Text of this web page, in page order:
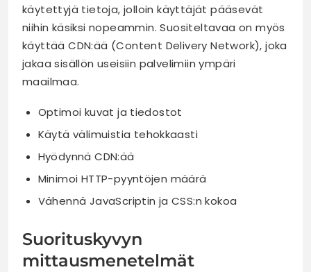
käytettyjä tietoja, jolloin käyttäjät pääsevät
niihin käsiksi nopeammin. Suositeltavaa on myös
käyttää CDN:ää (Content Delivery Network), joka
jakaa sisällön useisiin palvelimiin ympäri
maailmaa.
Optimoi kuvat ja tiedostot
Käytä välimuistia tehokkaasti
Hyödynnä CDN:ää
Minimoi HTTP-pyyntöjen määrä
Vähennä JavaScriptin ja CSS:n kokoa
Suorituskyvyn
mittausmenetelmät